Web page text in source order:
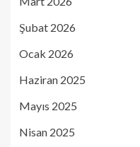
Şubat 2026
Ocak 2026
Haziran 2025
Mayıs 2025
Nisan 2025